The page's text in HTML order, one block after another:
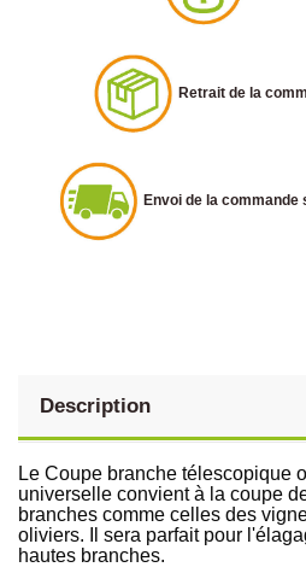
Retrait de la
Envoi de la commande
Description
Le Coupe branche télescopique
universelle convient à la coupe
branches comme celles des
oliviers. Il sera parfait pour
hautes branches.